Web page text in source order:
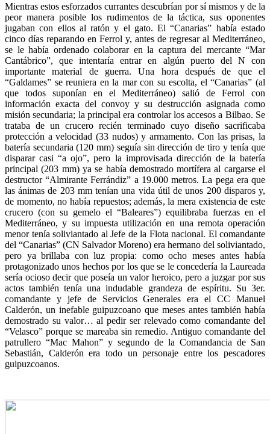
Mientras estos esforzados currantes descubrían por sí mismos y de la
peor manera posible los rudimentos de la táctica, sus oponentes
jugaban con ellos al ratón y el gato. El “Canarias” había estado
cinco días reparando en Ferrol y, antes de regresar al Mediterráneo,
se le había ordenado colaborar en la captura del mercante “Mar
Cantábrico”, que intentaría entrar en algún puerto del N con
importante material de guerra. Una hora después de que el
“Galdames” se reuniera en la mar con su escolta, el “Canarias” (al
que todos suponían en el Mediterráneo) salió de Ferrol con
información exacta del convoy y su destrucción asignada como
misión secundaria; la principal era controlar los accesos a Bilbao. Se
trataba de un crucero recién terminado cuyo diseño sacrificaba
protección a velocidad (33 nudos) y armamento. Con las prisas, la
batería secundaria (120 mm) seguía sin dirección de tiro y tenía que
disparar casi “a ojo”, pero la improvisada dirección de la batería
principal (203 mm) ya se había demostrado mortífera al cargarse el
destructor “Almirante Ferrándiz” a 19.000 metros. La pega era que
las ánimas de 203 mm tenían una vida útil de unos 200 disparos y,
de momento, no había repuestos; además, la mera existencia de este
crucero (con su gemelo el “Baleares”) equilibraba fuerzas en el
Mediterráneo, y su impuesta utilización en una remota operación
menor tenía soliviantado al Jefe de la Flota nacional. El comandante
del “Canarias” (CN Salvador Moreno) era hermano del soliviantado,
pero ya brillaba con luz propia: como ocho meses antes había
protagonizado unos hechos por los que se le concedería la Laureada
sería ocioso decir que poseía un valor heroico, pero a juzgar por sus
actos también tenía una indudable grandeza de espíritu. Su 3er.
comandante y jefe de Servicios Generales era el CC Manuel
Calderón, un inefable guipuzcoano que meses antes también había
demostrado su valor… al pedir ser relevado como comandante del
“Velasco” porque se mareaba sin remedio. Antiguo comandante del
patrullero “Mac Mahon” y segundo de la Comandancia de San
Sebastián, Calderón era todo un personaje entre los pescadores
guipuzcoanos.